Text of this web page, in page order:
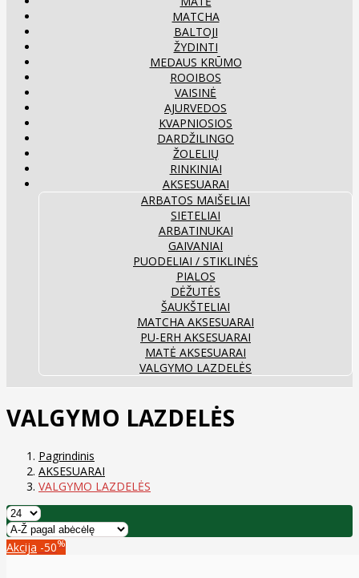
MATCHA
BALTOJI
ŽYDINTI
MEDAUS KRŪMO
ROOIBOS
VAISINĖ
AJURVEDOS
KVAPNIOSIOS
DARDŽILINGO
ŽOLELIŲ
RINKINIAI
AKSESUARAI
ARBATOS MAIŠELIAI
SIETELIAI
ARBATINUKAI
GAIVANIAI
PUODELIAI / STIKLINĖS
PIALOS
DĖŽUTĖS
ŠAUKŠTELIAI
MATCHA AKSESUARAI
PU-ERH AKSESUARAI
MATĖ AKSESUARAI
VALGYMO LAZDELĖS
VALGYMO LAZDELĖS
Pagrindinis
AKSESUARAI
VALGYMO LAZDELĖS
Akcija -50%